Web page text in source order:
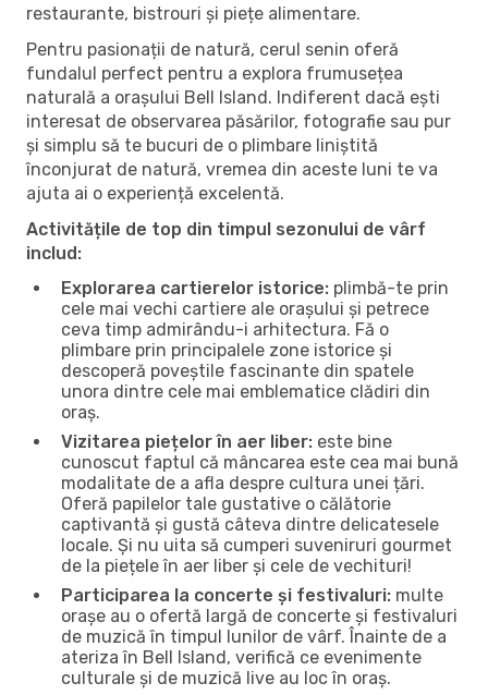
restaurante, bistrouri și piețe alimentare.
Pentru pasionații de natură, cerul senin oferă
fundalul perfect pentru a explora frumusețea
naturală a orașului Bell Island. Indiferent dacă ești
interesat de observarea păsărilor, fotografie sau pur
și simplu să te bucuri de o plimbare liniștită
înconjurat de natură, vremea din aceste luni te va
ajuta ai o experiență excelentă.
Activitățile de top din timpul sezonului de vârf
includ:
Explorarea cartierelor istorice: plimbă-te prin
cele mai vechi cartiere ale orașului și petrece
ceva timp admirându-i arhitectura. Fă o
plimbare prin principalele zone istorice și
descoperă poveștile fascinante din spatele
unora dintre cele mai emblematice clădiri din
oraș.
Vizitarea piețelor în aer liber: este bine
cunoscut faptul că mâncarea este cea mai bună
modalitate de a afla despre cultura unei țări.
Oferă papilelor tale gustative o călătorie
captivantă și gustă câteva dintre delicatesele
locale. Și nu uita să cumperi suveniruri gourmet
de la piețele în aer liber și cele de vechituri!
Participarea la concerte și festivaluri: multe
orașe au o ofertă largă de concerte și festivaluri
de muzică în timpul lunilor de vârf. Înainte de a
ateriza în Bell Island, verifică ce evenimente
culturale și de muzică live au loc în oraș.